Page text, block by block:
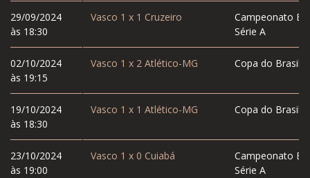
29/09/2024
às 18:30
02/10/2024
às 19:15
19/10/2024
às 18:30
23/10/2024
às 19:00
Vasco 1 x 1 Cruzeiro
Campeonato
Série A
Vasco 1 x 2Atlético-MG Copa do Brasil
Vasco 1 x 1 Atlético-MG Copa do Brasil
Vasco 1 x 0 Cuiabá
Campeonato
Série A